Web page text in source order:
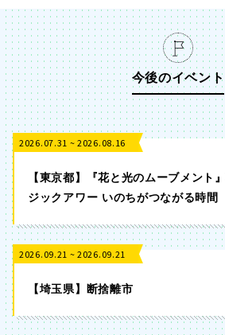
今後のイベント
2026.07.31 ~ 2026.08.16
【東京都】『花と光のムーブメン
ジックアワー いのちがつながる時間
2026.09.21 ~ 2026.09.21
【埼玉県】断捨離市